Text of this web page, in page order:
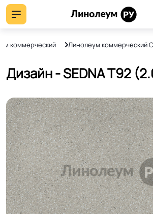
коммерческий Линолеум коммерческий
Дизайн - SEDNA T92